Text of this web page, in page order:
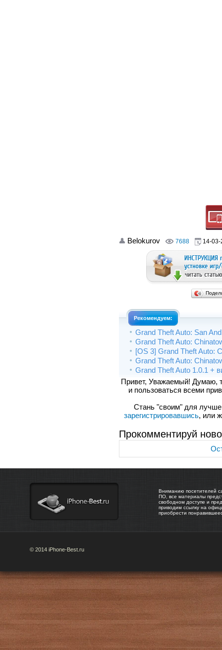
Belokurov 7688 14-
Рекомендуем:
Grand Theft Auto: San
Grand Theft Auto:
[OS 3] Grand Theft Auto:
Grand Theft Auto:
Grand Theft Auto 1.0.1 +
Привет, Уважаемый! Думаю,
и пользоваться всеми
Стань "своим" для
зарегистрировавшись, или
Прокомментируй
Вниманию посетителей
ПО, все материалы
свободном доступе и
приводим ссылку на
приобрести
© 2014 iPhone-Best.ru